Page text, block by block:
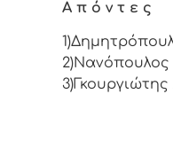
Α π ό ν τ ε ς
2)Νανόπουλος
3)Γκουργιώτης